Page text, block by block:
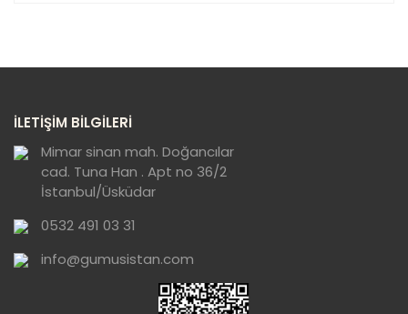
görüntülenemiyor.
Ürün açıklamasında eksik bilgiler bulunuyor.
Ürün bilgilerinde hatalar bulunuyor.
Ürün fiyatı diğer sitelerden daha pahalı.
Bu ürüne benzer farklı alternatifler olmalı.
İLETİŞİM BİLGİLERİ
Mimar sinan mah. Doğancılar
cad. Tuna Han . Apt no 36/2
İstanbul/Üsküdar
0532 491 03 31
info@gumusistan.com